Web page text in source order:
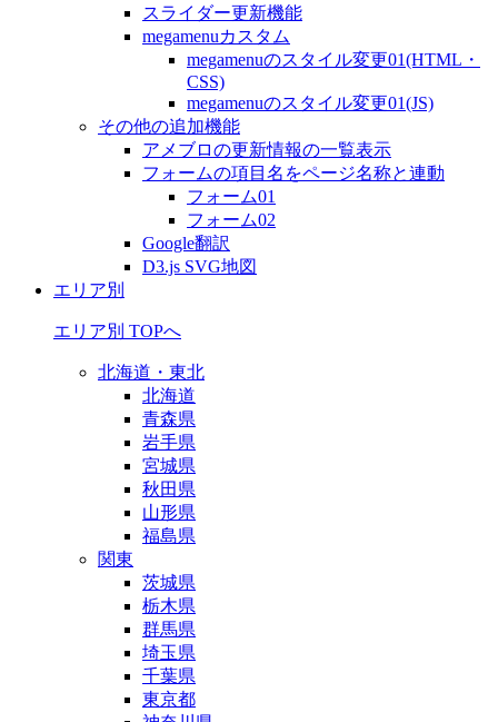
スライダー更新機能
megamenuカスタム
megamenuのスタイル変更01(HTML・
CSS)
megamenuのスタイル変更01(JS)
その他の追加機能
アメブロの更新情報の一覧表示
フォームの項目名をページ名称と連動
フォーム01
フォーム02
Google翻訳
D3.js SVG地図
エリア別
エリア別 TOPへ
北海道・東北
北海道
青森県
岩手県
宮城県
秋田県
山形県
福島県
関東
茨城県
栃木県
群馬県
埼玉県
千葉県
東京都